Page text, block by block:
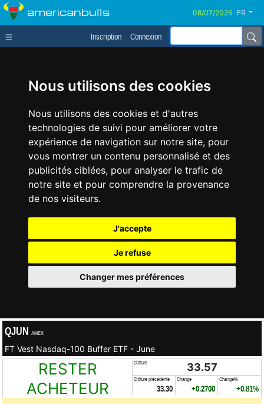
Nous utilisons des cookies
Nous utilisons des cookies et d'autres
technologies de suivi pour améliorer votre
expérience de navigation sur notre site, pour
vous montrer un contenu personnalisé et des
publicités ciblées, pour analyser le trafic de
notre site et pour comprendre la provenance
de nos visiteurs.
J'accepte
Je refuse
Changer mes préférences
americanbulls FR
Inscription Connexion
QJUN AMEX
FT Vest Nasdaq-100 Buffer ETF - June
RESTER
ACHETEUR
Clôture 33.57
Clôture précédente
33.30
Change
+0.2700
Change%
+0.81%